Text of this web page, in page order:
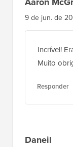
9 de jun. de
Incrível!
Muito
Responder
Daneil